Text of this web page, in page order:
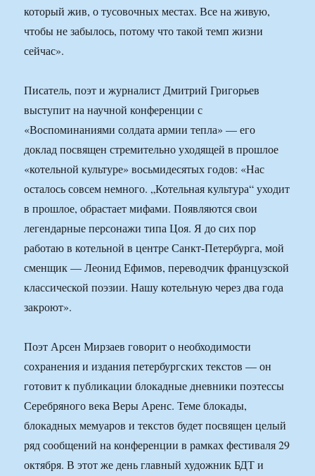
который жив, о тусовочных местах. Все на живую,
чтобы не забылось, потому что такой темп жизни
сейчас».
Писатель, поэт и журналист Дмитрий Григорьев
выступит на научной конференции с
«Воспоминаниями солдата армии тепла» — его
доклад посвящен стремительно уходящей в прошлое
«котельной культуре» восьмидесятых годов: «Нас
осталось совсем немного. „Котельная культура“ уходит
в прошлое, обрастает мифами. Появляются свои
легендарные персонажи типа Цоя. Я до сих пор
работаю в котельной в центре Санкт-Петербурга, мой
сменщик — Леонид Ефимов, переводчик французской
классической поэзии. Нашу котельную через два года
закроют».
Поэт Арсен Мирзаев говорит о необходимости
сохранения и издания петербургских текстов — он
готовит к публикации блокадные дневники поэтессы
Серебряного века Веры Аренс. Теме блокады,
блокадных мемуаров и текстов будет посвящен целый
ряд сообщений на конференции в рамках фестиваля 29
октября. В этот же день главный художник БДТ и